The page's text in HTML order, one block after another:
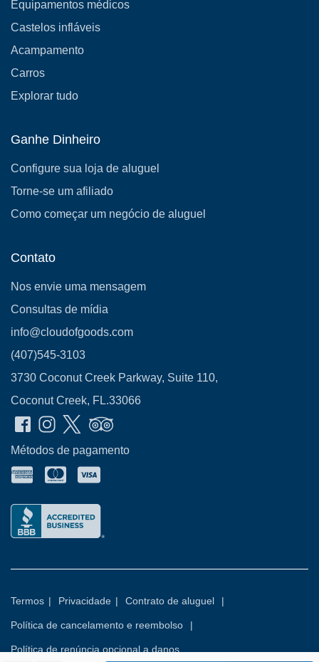
Equipamentos médicos
Castelos infláveis
Acampamento
Carros
Explorar tudo
Ganhe Dinheiro
Configure sua loja de aluguel
Torne-se um afiliado
Como começar um negócio de aluguel
Contato
Nos envie uma mensagem
Consultas de mídia
info@cloudofgoods.com
(407)545-3103
3730 Coconut Creek Parkway, Suite 110,
Coconut Creek, FL.33066
Métodos de pagamento
Termos | Privacidade | Contrato de aluguel |
Política de cancelamento e reembolso |
Política de renúncia opcional a danos